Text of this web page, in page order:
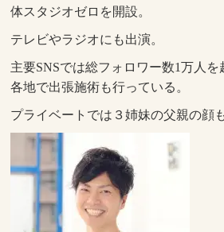
体スタジオゼロを開設。
テレビやラジオにも出演。
主要SNSでは総フォロワー数1万人
各地で出張施術も行っている。
プライベートでは３姉妹の父親の顔